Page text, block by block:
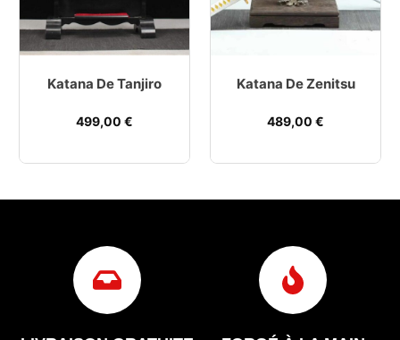
Katana De Tanjiro
499,00 €
Katana De Zenitsu
489,00 €